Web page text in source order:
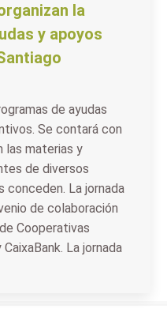
la
y apoyos
de ayudas
Se contará con
las materias y
de diversos
conceden. La jornada
de colaboración
Cooperativas
La jornada